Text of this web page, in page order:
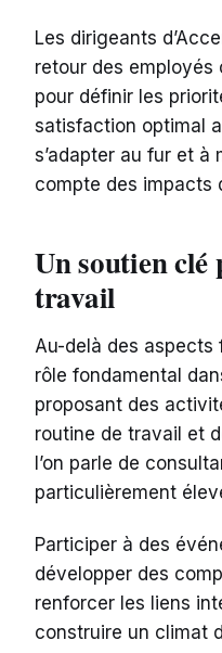
Les dirigeants
retour des
pour définir les
satisfaction optimal
s’adapter au fur et
compte des impacts
Un soutien
travail
Au-delà des aspects
rôle fondamental
proposant des
routine de travail et
l’on parle de
particulièrement
Participer à des
développer des
renforcer les liens
construire un climat